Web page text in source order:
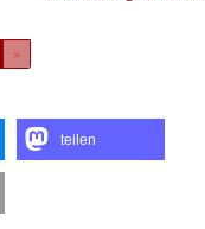
teilen